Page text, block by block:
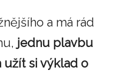
a má rád
jednu plavbu
užít si výklad o